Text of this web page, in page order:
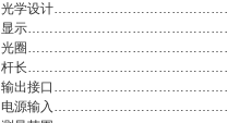
光学设计
显示
光圈
杆长
输出接口
电源输入